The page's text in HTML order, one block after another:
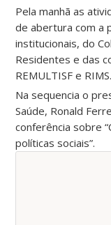
Pela manhã as
de abertura com a
institucionais, do
Residentes e das
REMULTISF e RIMS.
Na sequencia o
Saúde, Ronald
conferência sobre
políticas sociais”.